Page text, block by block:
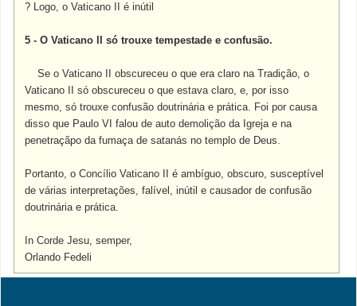
? Logo, o Vaticano II é inútil
5 - O Vaticano II só trouxe tempestade e confusão.
Se o Vaticano II obscureceu o que era claro na Tradição, o
Vaticano II só obscureceu o que estava claro, e, por isso
mesmo, só trouxe confusão doutrinária e prática. Foi por causa
disso que Paulo VI falou de auto demolição da Igreja e na
penetraçãpo da fumaça de satanás no templo de Deus.
Portanto, o Concílio Vaticano II é ambíguo, obscuro, susceptível
de várias interpretações, falível, inútil e causador de confusão
doutrinária e prática.
In Corde Jesu, semper,
Orlando Fedeli